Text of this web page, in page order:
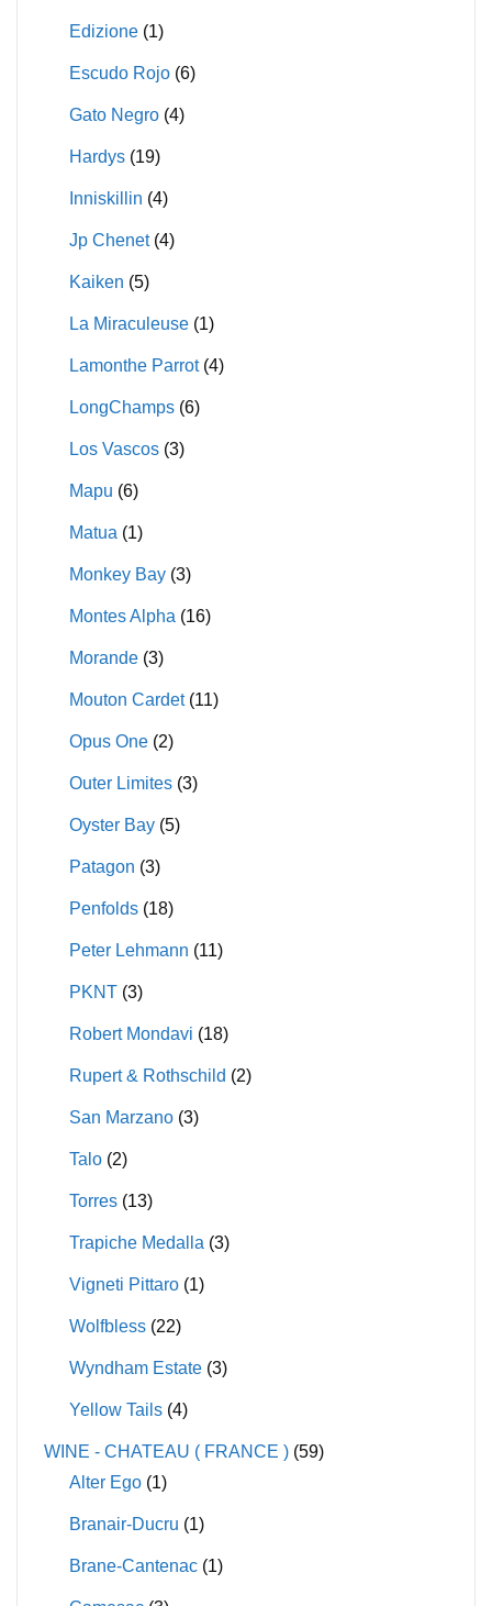
Edizione (1)
Escudo Rojo (6)
Gato Negro (4)
Hardys (19)
Inniskillin (4)
Jp Chenet (4)
Kaiken (5)
La Miraculeuse (1)
Lamonthe Parrot (4)
LongChamps (6)
Los Vascos (3)
Mapu (6)
Matua (1)
Monkey Bay (3)
Montes Alpha (16)
Morande (3)
Mouton Cardet (11)
Opus One (2)
Outer Limites (3)
Oyster Bay (5)
Patagon (3)
Penfolds (18)
Peter Lehmann (11)
PKNT (3)
Robert Mondavi (18)
Rupert & Rothschild (2)
San Marzano (3)
Talo (2)
Torres (13)
Trapiche Medalla (3)
Vigneti Pittaro (1)
Wolfbless (22)
Wyndham Estate (3)
Yellow Tails (4)
WINE - CHATEAU ( FRANCE ) (59)
Alter Ego (1)
Branair-Ducru (1)
Brane-Cantenac (1)